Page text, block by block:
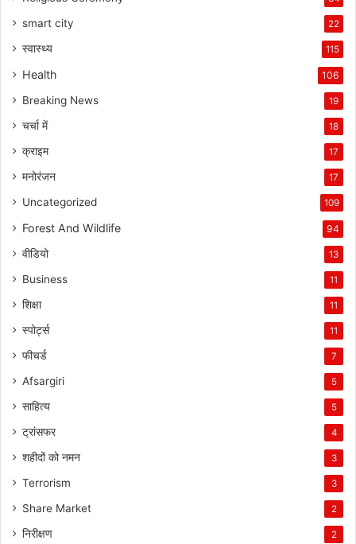
smart city 22
स्वास्थ्य 115
Health 106
Breaking News 19
चर्चा में 18
क्राइम 17
मनोरंजन 17
Uncategorized 109
Forest And Wildlife 94
वीडियो 13
Business 11
शिक्षा 11
स्पोर्ट्स 11
फीचर्ड 7
Afsargiri 5
साहित्य 5
ट्रांसफर 4
शहीदों को नमन 3
Terrorism 3
Share Market 2
निरीक्षण 2